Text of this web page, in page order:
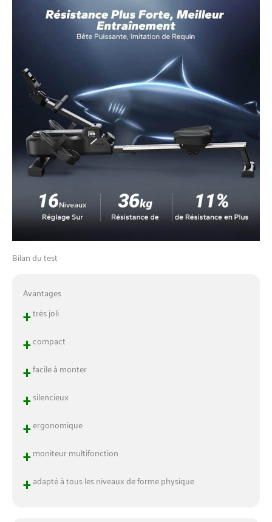
Bilan du test
Avantages
+très joli
+compact
+facile à monter
+silencieux
+ergonomique
+moniteur multifonction
+adapté à tous les niveaux de forme physique